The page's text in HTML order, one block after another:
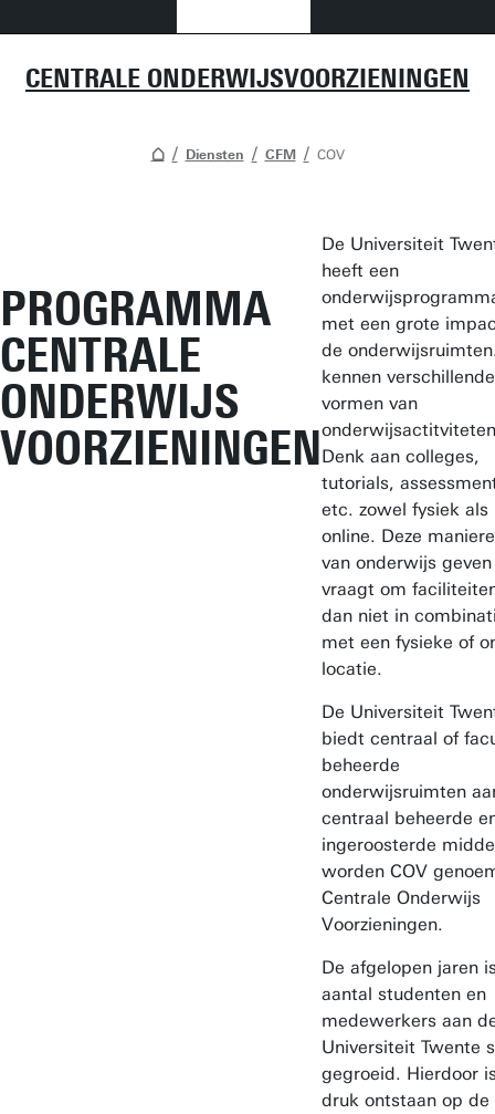
CENTRALE ONDERWIJSVOORZIENINGEN
Diensten CFM COV
PROGRAMMA
CENTRALE
ONDERWIJS
VOORZIENINGEN
De Universiteit
heeft een
met een grote
de
kennen verschillende
vormen van
Denk aan colleges,
tutorials,
etc. zowel fysiek als
online. Deze
van onderwijs geven
vraagt om
dan niet in
met een fysieke of
locatie.
De Universiteit
biedt centraal of
beheerde
onderwijsruimten
centraal beheerde
ingeroosterde
worden COV
Centrale Onderwijs
Voorzieningen.
De afgelopen jaren
aantal studenten en
medewerkers aan
Universiteit Twente
gegroeid. Hierdoor
druk ontstaan op de